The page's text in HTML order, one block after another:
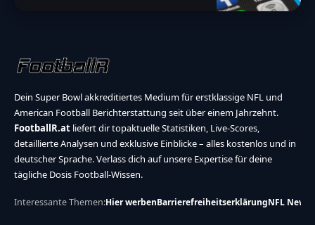
Dein Super Bowl akkreditiertes Medium für erstklassige NFL und
American Football Berichterstattung seit über einem Jahrzehnt.
FootballR.at liefert dir topaktuelle Statistiken, Live-Scores,
detaillierte Analysen und exklusive Einblicke – alles kostenlos und in
deutscher Sprache. Verlass dich auf unsere Expertise für deine
tägliche Dosis Football-Wissen.
Interessante Themen:Hier werbenBarrierefreiheitserklärungNFL News